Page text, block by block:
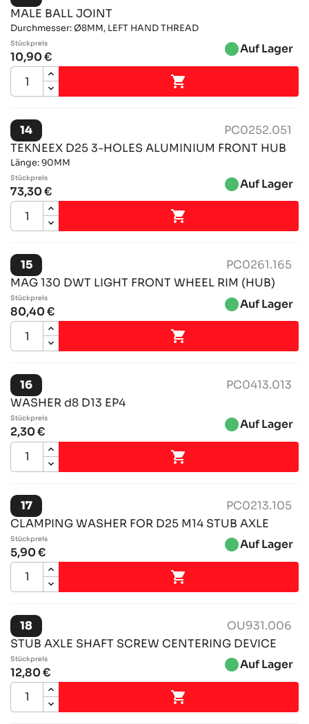
MALE BALL JOINT
Durchmesser: Ø8MM, LEFT HAND THREAD
Stückpreis
10,90 € brightness_1Auf Lager

14
PC0252.051
TEKNEEX D25 3-HOLES ALUMINIUM FRONT HUB
Länge: 90MM
Stückpreis
73,30 € brightness_1Auf Lager

15
PC0261.165
MAG 130 DWT LIGHT FRONT WHEEL RIM (HUB)
Stückpreis
80,40 € brightness_1Auf Lager

16
PC0413.013
WASHER d8 D13 EP4
Stückpreis
2,30 € brightness_1Auf Lager

17
PC0213.105
CLAMPING WASHER FOR D25 M14 STUB AXLE
Stückpreis
5,90 € brightness_1Auf Lager

18
OU931.006
STUB AXLE SHAFT SCREW CENTERING DEVICE
Stückpreis
12,80 € brightness_1Auf Lager
